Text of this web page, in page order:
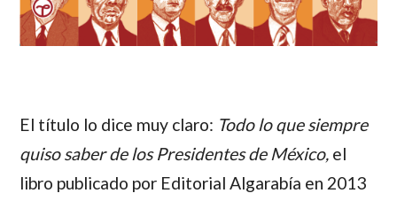
El título lo dice muy claro: Todo lo que siempre
quiso saber de los Presidentes de México, el
libro publicado por Editorial Algarabía en 2013